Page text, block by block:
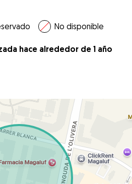
No disponible
hace alrededor de 1 año